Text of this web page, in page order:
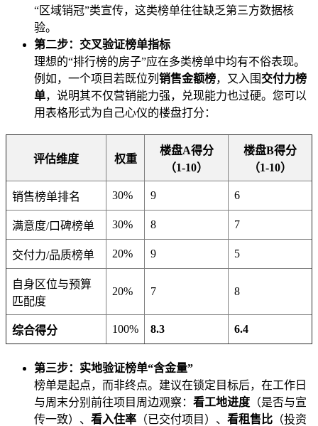
“区域销冠”类宣传，这类榜单往往缺乏第三方数据核
验。
第二步：交叉验证榜单指标
理想的“排行榜的房子”应在多类榜单中均有不俗表现。
例如，一个项目若既位列 销售金额榜，又入围 交付力榜
单，说明其不仅营销能力强，兑现能力也过硬。您可以
用表格形式为自己心仪的楼盘打分：
评估维度 权重
楼盘A得分
（1-10）
楼盘B得分
（1-10）
销售榜单排名 30% 9 6
满意度/口碑榜单 30% 8 7
交付力/品质榜单 20% 9 5
自身区位与预算
匹配度
20% 7 8
综合得分 100% 8.3 6.4
第三步：实地验证榜单“含金量”
榜单是起点，而非终点。建议在锁定目标后，在工作日
与周末分别前往项目周边观察： 看工地进度 （是否与宣
传一致）、 看入住率 （已交付项目）、 看租售比 （投资